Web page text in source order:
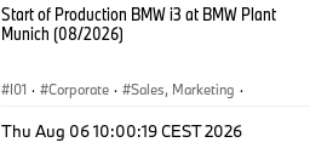
Start of Production BMW i3 at BMW Plant
Munich (08/2026)
I01 · Corporate · Sales, Marketing ·
Thu Aug 06 10:00:19 CEST 2026